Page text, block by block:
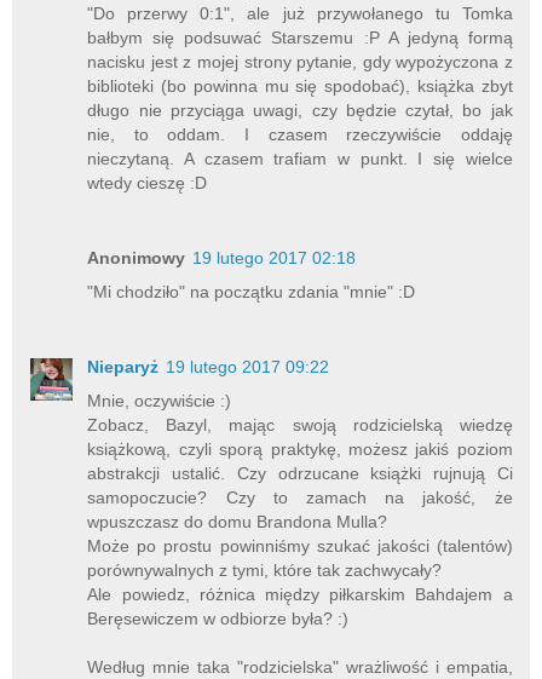
"Do przerwy 0:1", ale już przywołanego tu Tomka
bałbym się podsuwać Starszemu :P A jedyną formą
nacisku jest z mojej strony pytanie, gdy wypożyczona z
biblioteki (bo powinna mu się spodobać), książka zbyt
długo nie przyciąga uwagi, czy będzie czytał, bo jak
nie, to oddam. I czasem rzeczywiście oddaję
nieczytaną. A czasem trafiam w punkt. I się wielce
wtedy cieszę :D
Anonimowy 19 lutego 2017 02:18
"Mi chodziło" na początku zdania "mnie" :D
Nieparyż 19 lutego 2017 09:22
Mnie, oczywiście :)
Zobacz, Bazyl, mając swoją rodzicielską wiedzę
książkową, czyli sporą praktykę, możesz jakiś poziom
abstrakcji ustalić. Czy odrzucane książki rujnują Ci
samopoczucie? Czy to zamach na jakość, że
wpuszczasz do domu Brandona Mulla?
Może po prostu powinniśmy szukać jakości (talentów)
porównywalnych z tymi, które tak zachwycały?
Ale powiedz, różnica między piłkarskim Bahdajem a
Beręsewiczem w odbiorze była? :)
Według mnie taka "rodzicielska" wrażliwość i empatia,